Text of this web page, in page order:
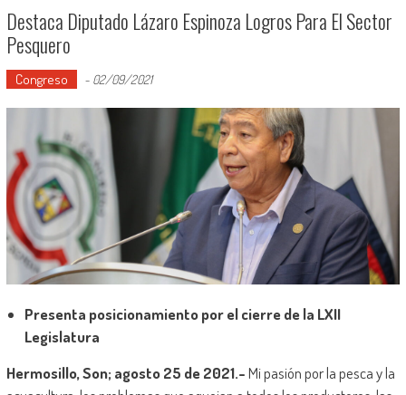
Destaca Diputado Lázaro Espinoza Logros Para El Sector
Pesquero
Congreso - 02/09/2021
Presenta posicionamiento por el cierre de la LXII
Legislatura
Hermosillo, Son; agosto 25 de 2021.-Mi pasión por la pesca y la